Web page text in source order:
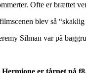
Ofte er brættet
blev så
Silman var på